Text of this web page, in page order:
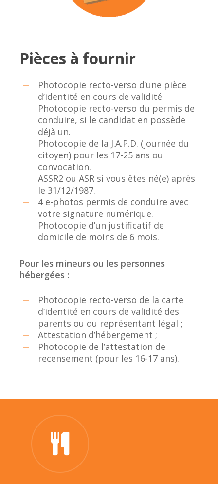
Pièces à fournir
Photocopie recto-verso d’une pièce
d’identité en cours de validité.
Photocopie recto-verso du permis de
conduire, si le candidat en possède
déjà un.
Photocopie de la J.A.P.D. (journée du
citoyen) pour les 17-25 ans ou
convocation.
ASSR2 ou ASR si vous êtes né(e) après
le 31/12/1987.
4 e-photos permis de conduire avec
votre signature numérique.
Photocopie d’un justificatif de
domicile de moins de 6 mois.
Pour les mineurs ou les personnes
hébergées :
Photocopie recto-verso de la carte
d’identité en cours de validité des
parents ou du représentant légal ;
Attestation d’hébergement ;
Photocopie de l’attestation de
recensement (pour les 16-17 ans).